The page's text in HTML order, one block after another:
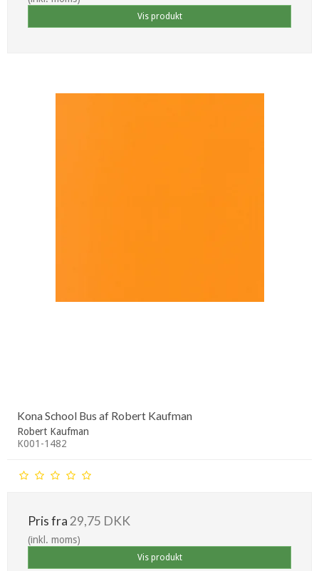
Vis produkt
Kona School Bus af Robert Kaufman
Robert Kaufman
K001-1482
Pris fra 29,75 DKK
(inkl. moms)
Vis produkt